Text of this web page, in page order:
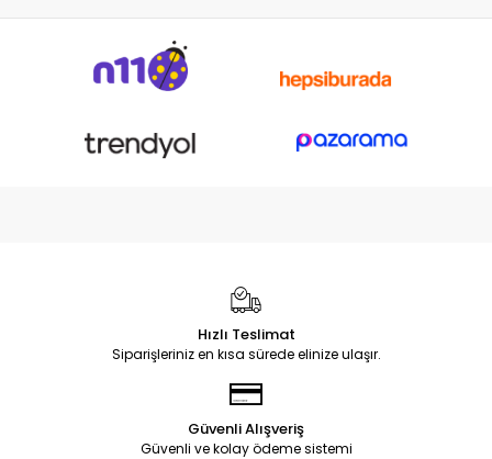
Hızlı Teslimat
Siparişleriniz en kısa sürede elinize ulaşır.
Güvenli Alışveriş
Güvenli ve kolay ödeme sistemi